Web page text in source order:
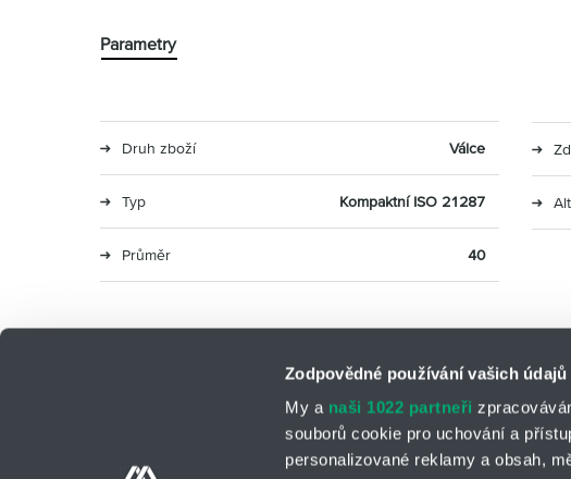
Zodpovědné používání vašich údajů
My a naši 1022 partneři
souborů cookie pro uchování a
personalizované reklamy a obsah,
Parametry
Druh zboží Válce
Typ Kompaktní ISO 21287
Průměr 40